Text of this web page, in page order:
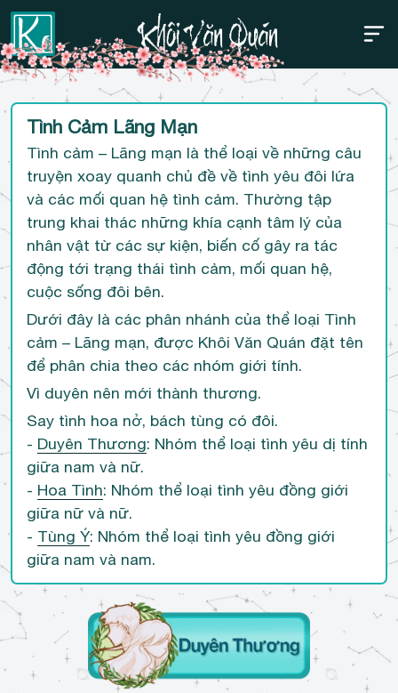
Bỏ
Thanh điều hướng trên
Tình Cảm Lãng Mạn
Tình cảm – Lãng mạn là thể loại về những câu
truyện xoay quanh chủ đề về tình yêu đôi lứa
và các mối quan hệ tình cảm. Thường tập
trung khai thác những khía cạnh tâm lý của
nhân vật từ các sự kiện, biến cố gây ra tác
động tới trạng thái tình cảm, mối quan hệ,
cuộc sống đôi bên.
Dưới đây là các phân nhánh của thể loại Tình
cảm – Lãng mạn, được Khôi Văn Quán đặt tên
để phân chia theo các nhóm giới tính.
Vì duyên nên mới thành thương.
Say tình hoa nở, bách tùng có đôi.
- Duyên Thương: Nhóm thể loại tình yêu dị tính
giữa nam và nữ.
- Hoa Tình: Nhóm thể loại tình yêu đồng giới
giữa nữ và nữ.
- Tùng Ý: Nhóm thể loại tình yêu đồng giới
giữa nam và nam.